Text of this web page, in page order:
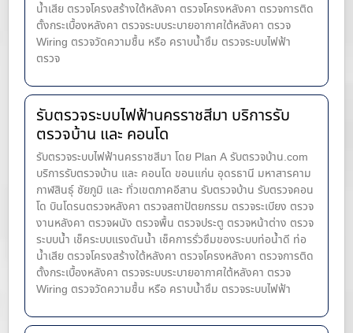
น้ำ​เสีย ตรวจโครงสร้างใต้หลังคา ตรวจโครงหลังคา ตรวจการติด
ตั้งกระเบื้องหลังคา ตรวจระบบระบายอากาศใต้หลังคา ตรวจ
Wiring ตรวจวัดความชื้น หรือ คราบน้ำซึม ตรวจระบบไฟฟ้า
ตรวจ
รับตรวจระบบไฟฟ้านครราชสีมา บริการรับ
ตรวจบ้าน และ คอนโด
รับตรวจระบบไฟฟ้านครราชสีมา โดย Plan A รับตรวจบ้าน.com
บริการรับตรวจบ้าน และ คอนโด ขอนแก่น อุดรธานี มหาสารคาม
กาฬสินธุ์ ชัยภูมิ และ ทั่วเขตภาคอีสาน รับตรวจบ้าน รับตรวจคอน
โด บินโดรนตรวจหลังคา ตรวจสถาปัตยกรรม ตรวจระเบียง ตรวจ
งานหลังคา ตรวจผนัง ตรวจพื้น ตรวจประตู ตรวจหน้าต่าง​ ตรวจ
ระบบน้ำ เช็คระบบแรงดันน้ำ เช็คการรั่วซึมของระบบท่อน้ำ​ดี ท่อ
น้ำ​เสีย ตรวจโครงสร้างใต้หลังคา ตรวจโครงหลังคา ตรวจการติด
ตั้งกระเบื้องหลังคา ตรวจระบบระบายอากาศใต้หลังคา ตรวจ
Wiring ตรวจวัดความชื้น หรือ คราบน้ำซึม ตรวจระบบไฟฟ้า